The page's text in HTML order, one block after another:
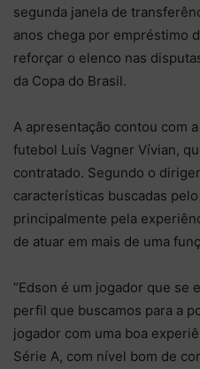
segunda janela de
anos chega por empréstimo
reforçar o elenco nas
da Copa do Brasil.
A apresentação contou com
futebol Luís Vagner Vívian,
contratado. Segundo o
características buscadas
principalmente pela
de atuar em mais de uma
“Edson é um jogador que se
perfil que buscamos para a
jogador com uma boa
Série A, com nível bom de